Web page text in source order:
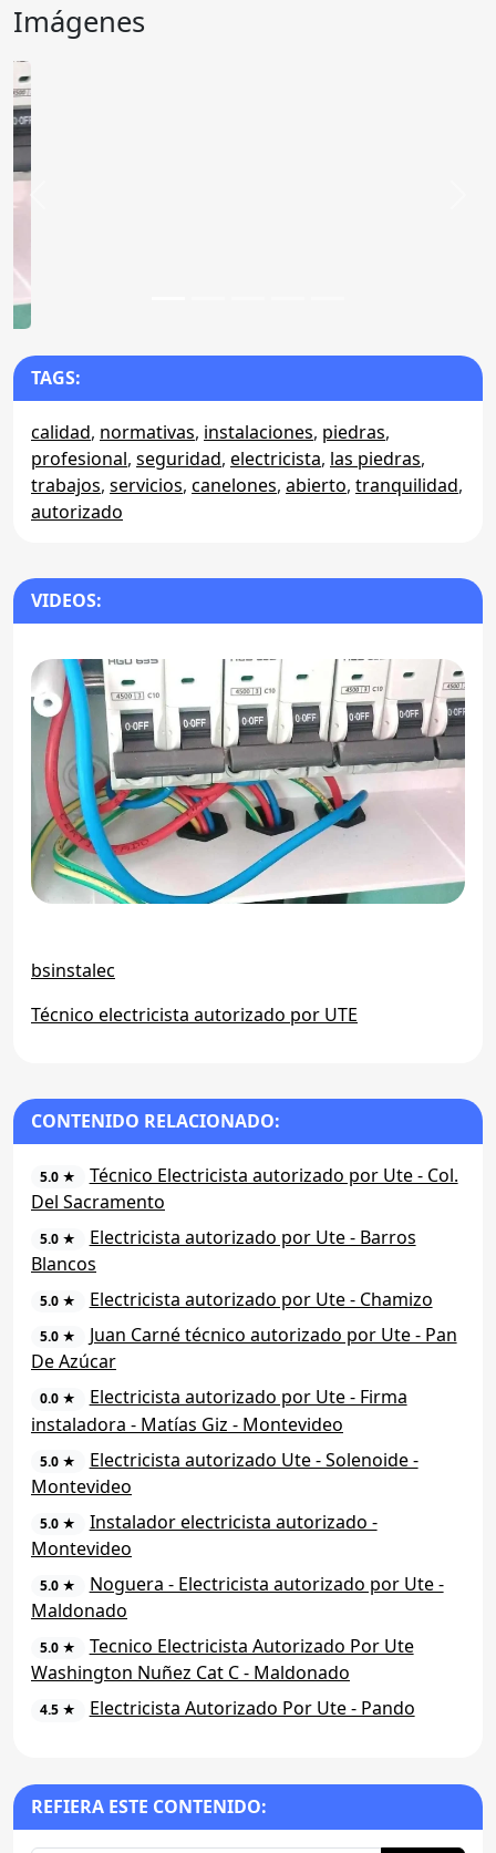
Imágenes
TAGS:
calidad, normativas, instalaciones, piedras,
profesional, seguridad, electricista, las piedras,
trabajos, servicios, canelones, abierto, tranquilidad,
autorizado
VIDEOS:
bsinstalec
Técnico electricista autorizado por UTE
CONTENIDO RELACIONADO:
5.0 ★
Técnico Electricista autorizado por Ute - Col.
Del Sacramento
5.0 ★
Electricista autorizado por Ute - Barros
Blancos
5.0 ★ Electricista autorizado por Ute - Chamizo
5.0 ★
Juan Carné técnico autorizado por Ute - Pan
De Azúcar
0.0 ★
Electricista autorizado por Ute - Firma
instaladora - Matías Giz - Montevideo
5.0 ★
Electricista autorizado Ute - Solenoide -
Montevideo
5.0 ★
Instalador electricista autorizado -
Montevideo
5.0 ★
Noguera - Electricista autorizado por Ute -
Maldonado
5.0 ★
Tecnico Electricista Autorizado Por Ute
Washington Nuñez Cat C - Maldonado
4.5 ★ Electricista Autorizado Por Ute - Pando
REFIERA ESTE CONTENIDO: